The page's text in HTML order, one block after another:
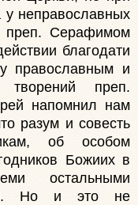
у неправославных
преп. Серафимом
благодати
православным и
творений преп.
напомнил нам
разум и совесть
об особом
Божиих в
остальными
Но и это не